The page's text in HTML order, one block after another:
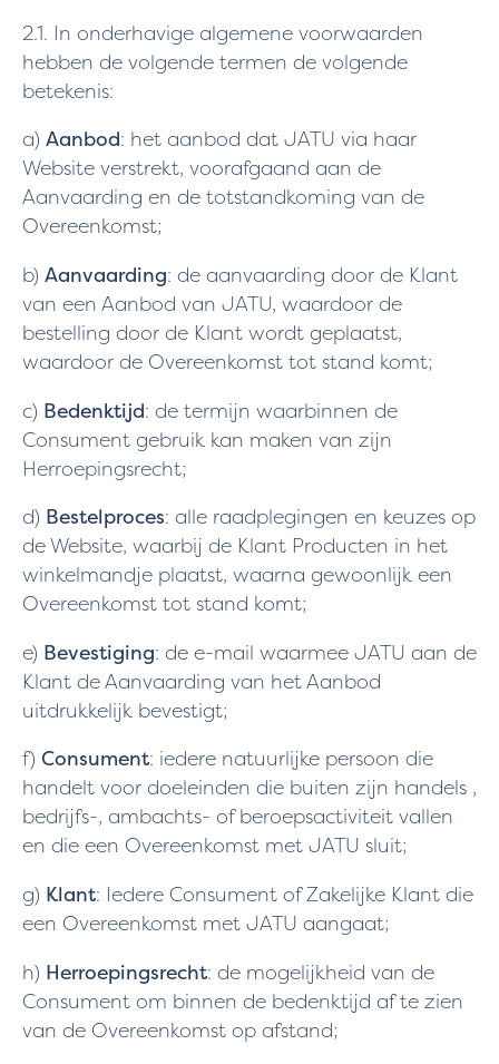
2.1. In onderhavige algemene voorwaarden
hebben de volgende termen de volgende
betekenis:
a) Aanbod: het aanbod dat JATU via haar
Website verstrekt, voorafgaand aan de
Aanvaarding en de totstandkoming van de
Overeenkomst;
b) Aanvaarding: de aanvaarding door de Klant
van een Aanbod van JATU, waardoor de
bestelling door de Klant wordt geplaatst,
waardoor de Overeenkomst tot stand komt;
c) Bedenktijd: de termijn waarbinnen de
Consument gebruik kan maken van zijn
Herroepingsrecht;
d) Bestelproces: alle raadplegingen en keuzes op
de Website, waarbij de Klant Producten in het
winkelmandje plaatst, waarna gewoonlijk een
Overeenkomst tot stand komt;
e) Bevestiging: de e-mail waarmee JATU aan de
Klant de Aanvaarding van het Aanbod
uitdrukkelijk bevestigt;
f) Consument: iedere natuurlijke persoon die
handelt voor doeleinden die buiten zijn handels ,
bedrijfs-, ambachts- of beroepsactiviteit vallen
en die een Overeenkomst met JATU sluit;
g) Klant: Iedere Consument of Zakelijke Klant die
een Overeenkomst met JATU aangaat;
h) Herroepingsrecht: de mogelijkheid van de
Consument om binnen de bedenktijd af te zien
van de Overeenkomst op afstand;